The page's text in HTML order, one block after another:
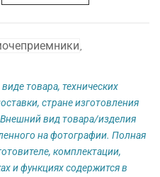
товара, технических
стране изготовления
вид товара/изделия
на фотографии. Полная
комплектации,
и функциях содержится в